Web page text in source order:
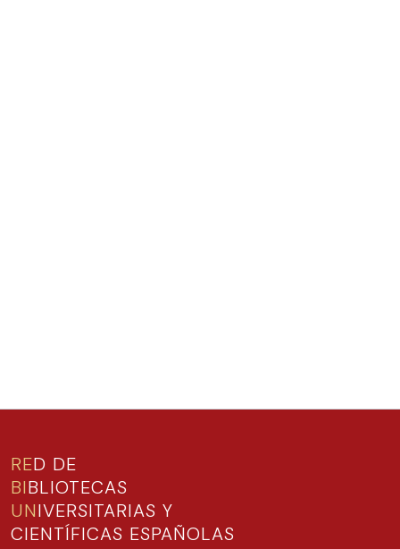
RED DE
BIBLIOTECAS
UNIVERSITARIAS Y
CIENTÍFICAS ESPAÑOLAS